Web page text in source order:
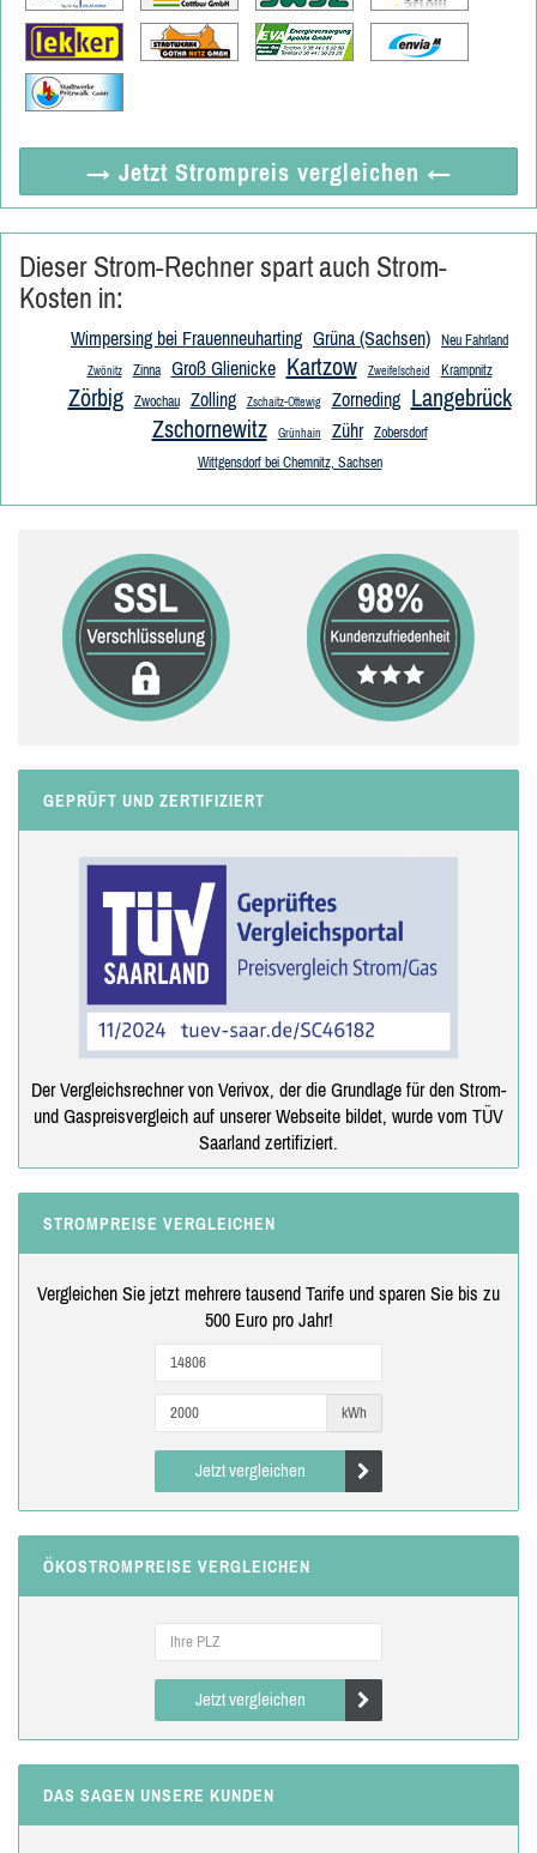
→ Jetzt Strompreis vergleichen ←
Dieser Strom-Rechner spart auch Strom-
Kosten in:
Wimpersing bei Frauenneuharting Grüna (Sachsen) Neu Fahrland
Zwönitz Zinna Groß Glienicke Kartzow Zweifelscheid Krampnitz
Zörbig Zwochau Zolling Zschaitz-Ottewig Zorneding Langebrück
Zschornewitz
Grünhain Zühr
Zobersdorf
Wittgensdorf bei Chemnitz, Sachsen
GEPRÜFT UND ZERTIFIZIERT
Der Vergleichsrechner von Verivox, der die Grundlage für den Strom-
und Gaspreisvergleich auf unserer Webseite bildet, wurde vom TÜV
Saarland zertifiziert.
STROMPREISE VERGLEICHEN
Vergleichen Sie jetzt mehrere tausend Tarife und sparen Sie bis zu
500 Euro pro Jahr!
kWh
Jetzt vergleichen
ÖKOSTROMPREISE VERGLEICHEN
Jetzt vergleichen
DAS SAGEN UNSERE KUNDEN